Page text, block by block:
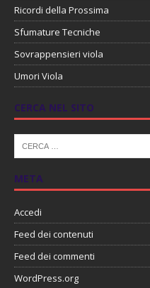
Ricordi della Prossima
Sfumature Tecniche
Sovrappensieri viola
Umori Viola
CERCA NEL SITO
META
Accedi
Feed dei contenuti
Feed dei commenti
WordPress.org